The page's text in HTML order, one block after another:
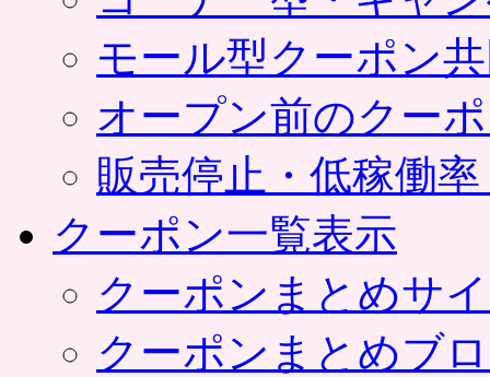
モール型クーポン
オープン前のクー
販売停止・低稼働
クーポン一覧表示
クーポンまとめサ
クーポンまとめブ